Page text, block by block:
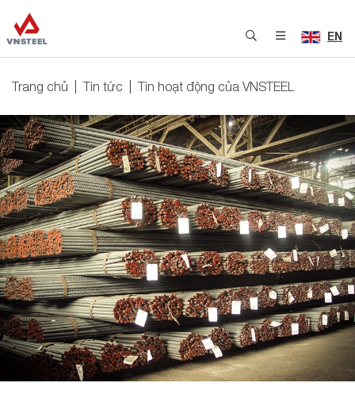
EN
Trang chủ Tin tức Tin hoạt động của VNSTEEL